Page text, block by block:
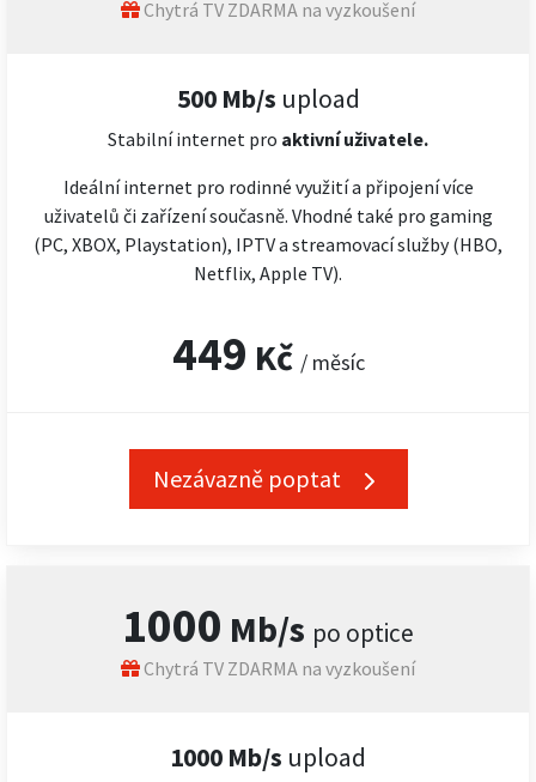
Chytrá TV ZDARMA na vyzkoušení
500 Mb/s upload
Stabilní internet pro aktivní uživatele.
Ideální internet pro rodinné využití a připojení více
uživatelů či zařízení současně. Vhodné také pro gaming
(PC, XBOX, Playstation), IPTV a streamovací služby (HBO,
Netflix, Apple TV).
449 Kč / měsíc
Nezávazně poptat
1000 Mb/s po optice
Chytrá TV ZDARMA na vyzkoušení
1000 Mb/s upload